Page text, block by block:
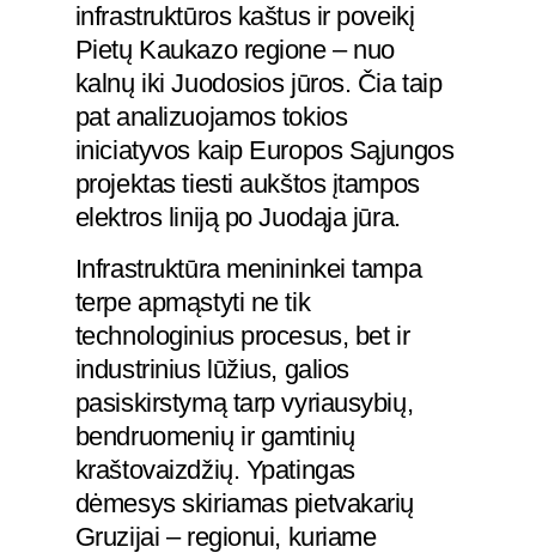
infrastruktūros kaštus ir poveikį
Pietų Kaukazo regione – nuo
kalnų iki Juodosios jūros. Čia taip
pat analizuojamos tokios
iniciatyvos kaip Europos Sąjungos
projektas tiesti aukštos įtampos
elektros liniją po Juodąja jūra.
Infrastruktūra menininkei tampa
terpe apmąstyti ne tik
technologinius procesus, bet ir
industrinius lūžius, galios
pasiskirstymą tarp vyriausybių,
bendruomenių ir gamtinių
kraštovaizdžių. Ypatingas
dėmesys skiriamas pietvakarių
Gruzijai – regionui, kuriame